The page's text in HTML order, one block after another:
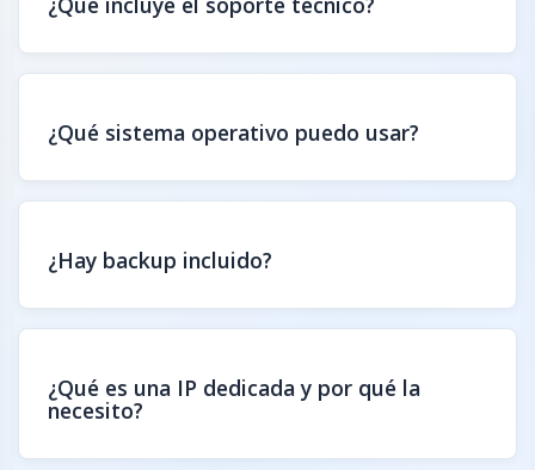
¿Qué sistema operativo puedo usar?
¿Hay backup incluido?
¿Qué es una IP dedicada y por qué la
necesito?